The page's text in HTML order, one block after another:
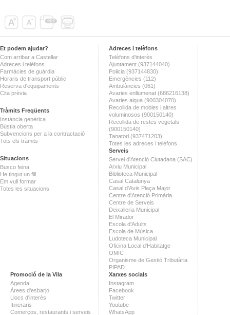
Et podem ajudar?
Com arribar a Castellar
Adreces i telèfons
Farmàcies de guàrdia
Horaris de transport públic
Reserva d'equipaments
Cita prèvia
Tràmits Freqüents
Instància genèrica
Bústia oberta
Subvencions per a la contractació
Tots els tràmits
Situacions
Busco feina
He tingut un fill
Em vull formar
Totes les situacions
Adreces i telèfons
Telèfons d'interès
Ajuntament (937144040)
Policia (937144830)
Emergències (112)
Ambulàncies (061)
Avaries enllumenat (686216138)
Avaries aigua (900304070)
Recollida de mobles i altres
voluminosos (900150140)
Recollida de restes vegetals
(900150140)
Tanatori (937471203)
Totes les adreces i telèfons
Serveis
Servei d'Atenció Ciutadana (SAC)
Arxiu Municipal
Biblioteca Municipal
Casal Catalunya
Casal d'Avis Plaça Major
Centre d'Atenció Primària
Centre de Serveis
Deixalleria Municipal
El Mirador
Escola d'Adults
Escola de Música
Ludoteca Municipal
Oficina Local d'Habitatge
OMIC
Organisme de Gestió Tributària
PIPAD
Promoció de la Vila
Agenda
Àrees d'esbarjo
Llocs d'interès
Itineraris
Comerços, restaurants i serveis
Xarxes socials
Instagram
Facebook
Twitter
Youtube
WhatsApp